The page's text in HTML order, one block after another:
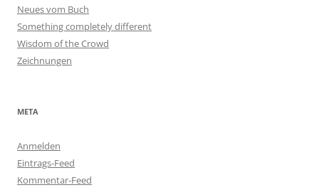
Neues vom Buch
Something completely different
Wisdom of the Crowd
Zeichnungen
META
Anmelden
Eintrags-Feed
Kommentar-Feed